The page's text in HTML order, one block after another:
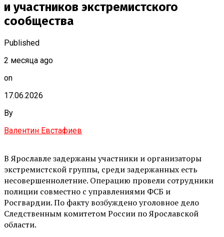
и участников экстремистского
сообщества
Published
2 месяца ago
on
17.06.2026
By
Валентин Евстафиев
В Ярославле задержаны участники и организаторы
экстремистской группы, среди задержанных есть
несовершеннолетние. Операцию провели сотрудники
полиции совместно с управлениями ФСБ и
Росгвардии. По факту возбуждено уголовное дело
Следственным комитетом России по Ярославской
области.